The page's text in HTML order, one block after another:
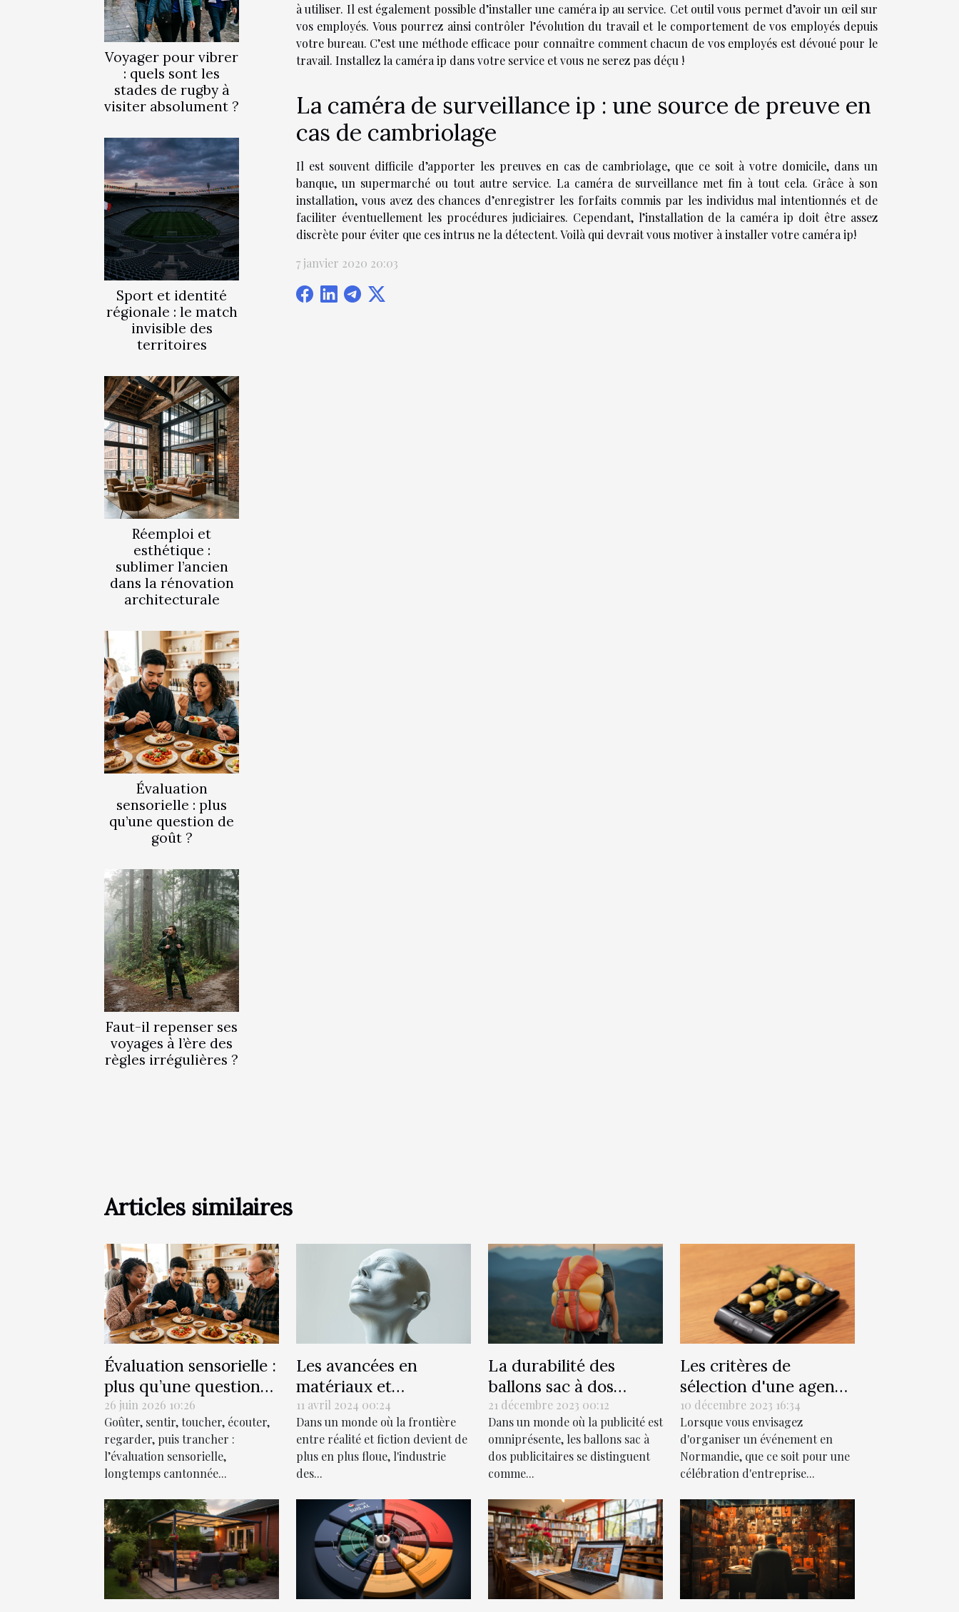
Voyager pour vibrer
: quels sont les
stades de rugby à
visiter absolument ?
Sport et identité
régionale : le match
invisible des
territoires
Réemploi et
esthétique :
sublimer l’ancien
dans la rénovation
architecturale
Évaluation
sensorielle : plus
qu’une question de
goût ?
Faut-il repenser ses
voyages à l’ère des
règles irrégulières ?
à utiliser. Il est également possible d’installer une caméra ip au service. Cet outil vous permet d’avoir un œil sur
vos employés. Vous pourrez ainsi contrôler l’évolution du travail et le comportement de vos employés depuis
votre bureau. C’est une méthode efficace pour connaître comment chacun de vos employés est dévoué pour le
travail. Installez la caméra ip dans votre service et vous ne serez pas déçu !
La caméra de surveillance ip : une source de preuve en
cas de cambriolage
Il est souvent difficile d’apporter les preuves en cas de cambriolage, que ce soit à votre domicile, dans un
banque, un supermarché ou tout autre service. La caméra de surveillance met fin à tout cela. Grâce à son
installation, vous avez des chances d’enregistrer les forfaits commis par les individus mal intentionnés et de
faciliter éventuellement les procédures judiciaires. Cependant, l’installation de la caméra ip doit être assez
discrète pour éviter que ces intrus ne la détectent. Voilà qui devrait vous motiver à installer votre caméra ip!
7 janvier 2020 20:03
Articles similaires
Évaluation sensorielle :
plus qu’une question
de goût ?
26 juin 2026 10:26
Goûter, sentir, toucher, écouter,
regarder, puis trancher :
l’évaluation sensorielle,
longtemps cantonnée...
Les avancées en
matériaux et
conception pour les
poupées réalistes de
demain
11 avril 2024 00:24
Dans un monde où la frontière
entre réalité et fiction devient de
plus en plus floue, l'industrie
des...
La durabilité des
ballons sac à dos
publicitaires : mythes
et réalités
21 décembre 2023 00:12
Dans un monde où la publicité est
omniprésente, les ballons sac à
dos publicitaires se distinguent
comme...
Les critères de
sélection d'une agence
événementielle
performante en
Normandie
10 décembre 2023 16:34
Lorsque vous envisagez
d'organiser un événement en
Normandie, que ce soit pour une
célébration d'entreprise...